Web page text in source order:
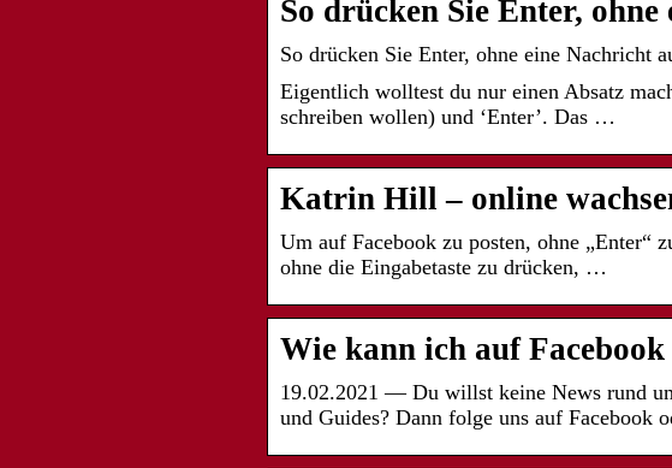
So drücken Sie Enter,
So drücken Sie Enter, ohne eine Nachricht
Eigentlich wolltest du nur einen Absatz
schreiben wollen) und ‘Enter’. Das …
Katrin Hill – online
Um auf Facebook zu posten, ohne „Enter“
ohne die Eingabetaste zu drücken, …
Wie kann ich auf
19.02.2021 — Du willst keine News rund
und Guides? Dann folge uns auf Facebook